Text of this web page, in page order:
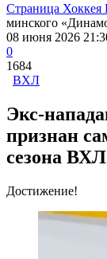
Страница Хоккея
минского
08 июня 2026
0
1684
ВХЛ
Экс-
признан
сезона ВХЛ
Достижение!